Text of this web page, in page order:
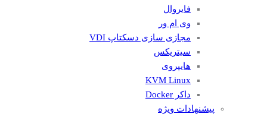
فایروال
وی ام ور
مجازی سازی دسکتاپ VDI
سیتریکس
هایپروی
KVM Linux
داکر Docker
پیشنهادات ویژه